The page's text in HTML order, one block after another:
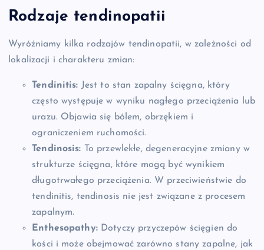
Rodzaje tendinopatii
Wyróżniamy kilka rodzajów tendinopatii, w zależności od
lokalizacji i charakteru zmian:
Tendinitis: Jest to stan zapalny ścięgna, który
często występuje w wyniku nagłego przeciążenia lub
urazu. Objawia się bólem, obrzękiem i
ograniczeniem ruchomości.
Tendinosis: To przewlekłe, degeneracyjne zmiany w
strukturze ścięgna, które mogą być wynikiem
długotrwałego przeciążenia. W przeciwieństwie do
tendinitis, tendinosis nie jest związane z procesem
zapalnym.
Enthesopathy:Dotyczy przyczepów ścięgien do
kości i może obejmować zarówno stany zapalne, jak